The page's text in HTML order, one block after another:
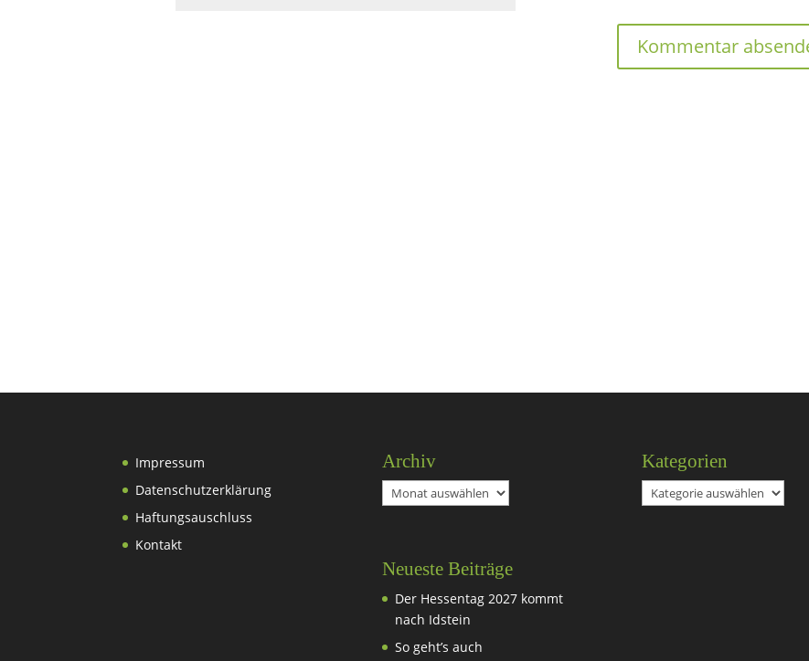
Impressum
Datenschutzerklärung
Haftungsauschluss
Kontakt
Archiv
Archiv
Neueste Beiträge
Der Hessentag 2027 kommt
nach Idstein
So geht’s auch
Kategorien
Kategorien